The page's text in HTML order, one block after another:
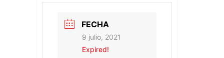
FECHA
9 julio, 2021
Expired!